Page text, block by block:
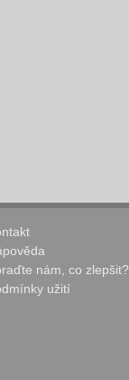
nám, co zlepšit?
užití